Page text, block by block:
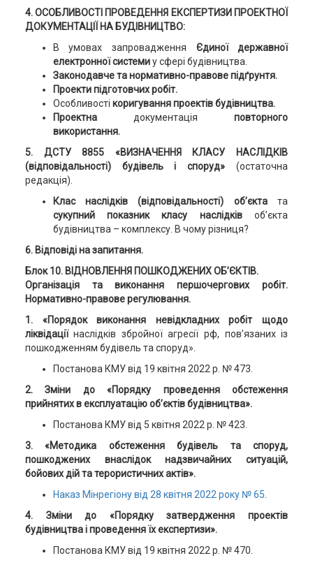
4. ОСОБЛИВОСТІ ПРОВЕДЕННЯ ЕКСПЕРТИЗИ ПРОЕКТНОЇ
ДОКУМЕНТАЦІЇ НА БУДІВНИЦТВО:
В умовах запровадження Єдиної державної
електронної системиу сфері будівництва.
Законодавче та нормативно-правове підґрунтя.
Проекти підготовчих робіт.
Особливості коригування проектів будівництва.
Проектна документаціяповторного
використання.
5. ДСТУ 8855 «ВИЗНАЧЕННЯ КЛАСУ НАСЛІДКІВ
(відповідальності) будівель і споруд» (остаточна
редакція).
Клас наслідків (відповідальності) об’єктата
сукупний показник класу наслідківоб’єкта
будівництва – комплексу. В чому різниця?
6. Відповіді на запитання.
Блок 10. ВІДНОВЛЕННЯ ПОШКОДЖЕНИХ ОБ’ЄКТІВ.
Організація та виконання першочергових робіт.
Нормативно-правове регулювання.
1. «Порядок виконання невідкладних робіт щодо
ліквідаціїнаслідків збройної агресії рф, пов’язаних із
пошкодженням будівель та споруд».
Постанова КМУ від 19 квітня 2022 р. № 473.
2. Зміни до «Порядку проведення обстеження
прийнятих в експлуатацію об’єктів будівництва».
Постанова КМУ від 5 квітня 2022 р. № 423.
3. «Методика обстеження будівель та споруд,
пошкоджених внаслідок надзвичайних ситуацій,
бойових дій та терористичних актів».
Наказ Мінрегіону від 28 квітня 2022 року № 65.
4. Зміни до «Порядку затвердження проектів
будівництва і проведення їх експертизи».
Постанова КМУ від 19 квітня 2022 р. № 470.